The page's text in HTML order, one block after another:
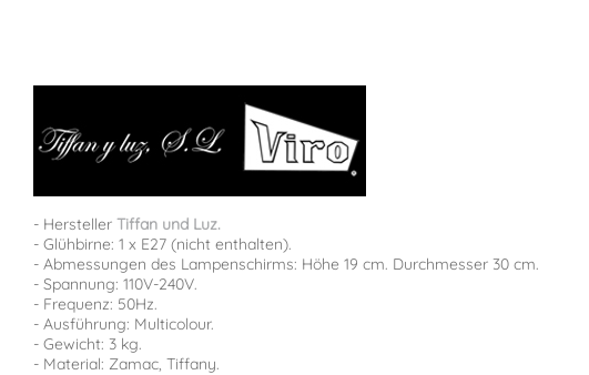
- Hersteller Tiffan und Luz.
- Glühbirne: 1 x E27 (nicht enthalten).
- Abmessungen des Lampenschirms: Höhe 19 cm. Durchmesser 30 cm.
- Spannung: 110V-240V.
- Frequenz: 50Hz.
- Ausführung: Multicolour.
- Gewicht: 3 kg.
- Material: Zamac, Tiffany.